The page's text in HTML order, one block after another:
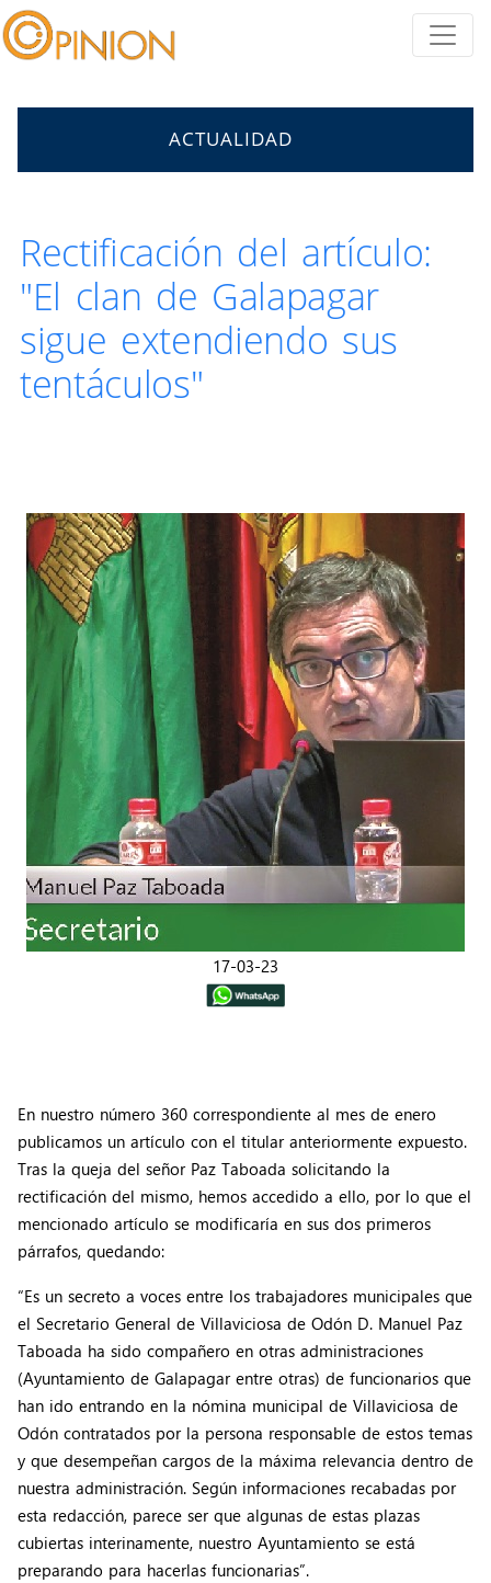
ACTUALIDAD
Rectificación del artículo:
"El clan de Galapagar
sigue extendiendo sus
tentáculos"
17-03-23
En nuestro número 360 correspondiente al mes de enero
publicamos un artículo con el titular anteriormente expuesto.
Tras la queja del señor Paz Taboada solicitando la
rectificación del mismo, hemos accedido a ello, por lo que el
mencionado artículo se modificaría en sus dos primeros
párrafos, quedando:
“Es un secreto a voces entre los trabajadores municipales que
el Secretario General de Villaviciosa de Odón D. Manuel Paz
Taboada ha sido compañero en otras administraciones
(Ayuntamiento de Galapagar entre otras) de funcionarios que
han ido entrando en la nómina municipal de Villaviciosa de
Odón contratados por la persona responsable de estos temas
y que desempeñan cargos de la máxima relevancia dentro de
nuestra administración. Según informaciones recabadas por
esta redacción, parece ser que algunas de estas plazas
cubiertas interinamente, nuestro Ayuntamiento se está
preparando para hacerlas funcionarias”.